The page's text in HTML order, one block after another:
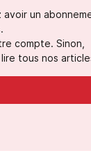
un
compte. Sinon,
tous nos